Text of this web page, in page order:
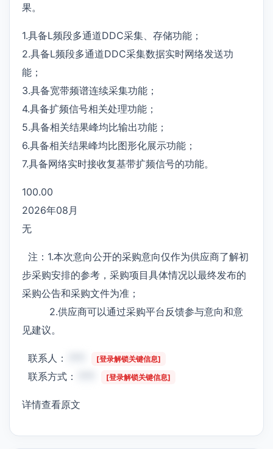
果。
1.具备L频段多通道DDC采集、存储功能；
2.具备L频段多通道DDC采集数据实时网络发送功
能；
3.具备宽带频谱连续采集功能；
4.具备扩频信号相关处理功能；
5.具备相关结果峰均比输出功能；
6.具备相关结果峰均比图形化展示功能；
7.具备网络实时接收复基带扩频信号的功能。
100.00
2026年08月
无
注：1.本次意向公开的采购意向仅作为供应商了解初
步采购安排的参考，采购项目具体情况以最终发布的
采购公告和采购文件为准；
2.供应商可以通过采购平台反馈参与意向和意
见建议。
联系人： [登录解锁关键信息]
联系方式： [登录解锁关键信息]
详情查看原文